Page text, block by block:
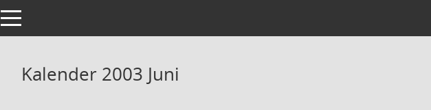
Toggle navigation
Kalender 2003 Juni